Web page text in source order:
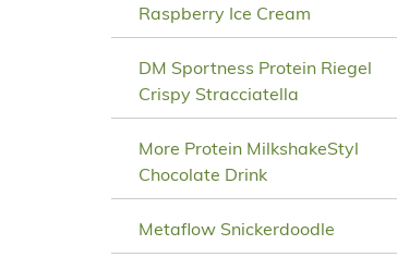
Raspberry Ice Cream
DM Sportness Protein Riegel
Crispy Stracciatella
More Protein MilkshakeStyl
Chocolate Drink
Metaflow Snickerdoodle